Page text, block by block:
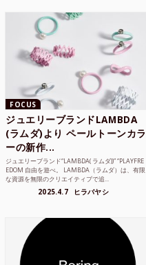
FOCUS
ジュエリーブランドLAMBDA
(ラムダ)より ペールトーンカラ
ーの新作...
ジュエリーブランド“LAMBDA( ラムダ))” “PLAYFRE
EDOM 自由を遊べ。 LAMBDA（ラムダ）は、有限
な資源を無限のクリエイティブで追...
2025.4.7 ヒラバヤシ